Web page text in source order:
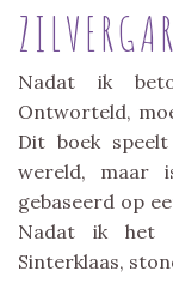
Nadat ik
Ontworteld,
Dit boek
wereld, maar
gebaseerd op
Nadat ik het
Sinterklaas,